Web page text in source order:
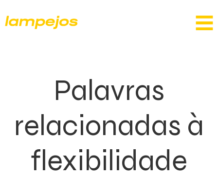
Palavras
relacionadas à
flexibilidade